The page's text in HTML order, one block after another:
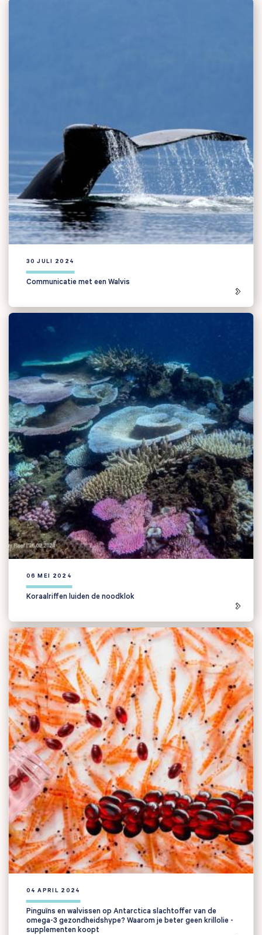
30 JULI 2024
Communicatie met een Walvis
06 MEI 2024
Koraalriffen luiden de noodklok
04 APRIL 2024
Pinguïns en walvissen op Antarctica slachtoffer van de
omega-3 gezondheidshype? Waarom je beter geen krillolie -
supplementen koopt